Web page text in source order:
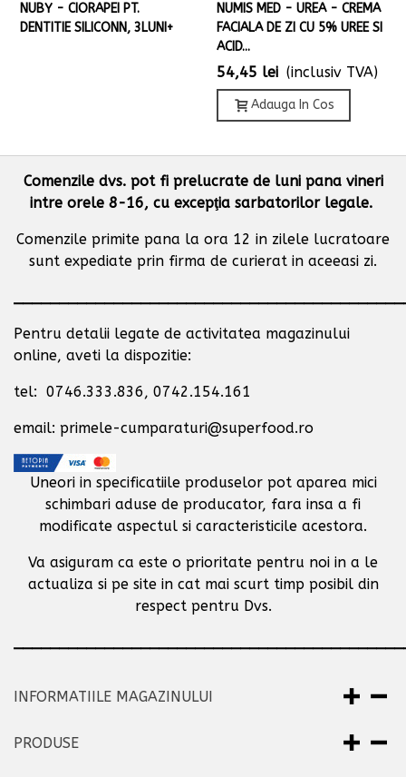
NUBY - CIORAPEI PT.
DENTITIE SILICONN, 3LUNI+
NUMIS MED - UREA - CREMA
FACIALA DE ZI CU 5% UREE SI
ACID...
54,45 lei (inclusiv TVA)
Adauga In Cos
Comenzile dvs. pot fi prelucrate de luni pana vineri
intre orele 8-16, cu excepţia sarbatorilor legale.
Comenzile primite pana la ora 12 in zilele lucratoare
sunt expediate prin firma de curierat in aceeasi zi.
Pentru detalii legate de activitatea magazinului
online, aveti la dispozitie:
tel: 0746.333.836, 0742.154.161
email: primele-cumparaturi@superfood.ro
Uneori in specificatiile produselor pot aparea mici
schimbari aduse de producator, fara insa a fi
modificate aspectul si caracteristicile acestora.
Va asiguram ca este o prioritate pentru noi in a le
actualiza si pe site in cat mai scurt timp posibil din
respect pentru Dvs.
INFORMATIILE MAGAZINULUI
PRODUSE